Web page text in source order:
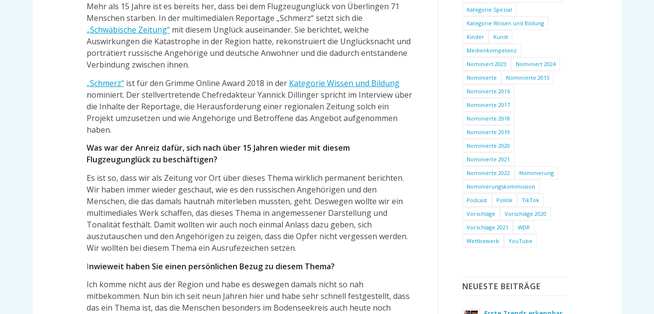
Mehr als 15 Jahre ist es bereits her, dass bei dem Flugzeugunglück von Überlingen 71
Menschen starben. In der multimedialen Reportage „Schmerz“ setzt sich die
„Schwäbische Zeitung“mit diesem Unglück auseinander. Sie berichtet, welche
Auswirkungen die Katastrophe in der Region hatte, rekonstruiert die Unglücksnacht und
porträtiert russische Angehörige und deutsche Anwohner und die dadurch entstandene
Verbindung zwischen ihnen.
„Schmerz“ist für den Grimme Online Award 2018 in der Kategorie Wissen und Bildung
nominiert. Der stellvertretende Chefredakteur Yannick Dillinger spricht im Interview über
die Inhalte der Reportage, die Herausforderung einer regionalen Zeitung solch ein
Projekt umzusetzen und wie Angehörige und Betroffene das Angebot aufgenommen
haben.
Was war der Anreiz dafür, sich nach über 15 Jahren wieder mit diesem
Flugzeugunglück zu beschäftigen?
Es ist so, dass wir als Zeitung vor Ort über dieses Thema wirklich permanent berichten.
Wir haben immer wieder geschaut, wie es den russischen Angehörigen und den
Menschen, die das damals hautnah miterleben mussten, geht. Deswegen wollte wir ein
multimediales Werk schaffen, das dieses Thema in angemessener Darstellung und
Tonalität festhält. Damit wollten wir auch noch einmal Anlass dazu geben, sich
auszutauschen und den Angehörigen zu zeigen, dass die Opfer nicht vergessen werden.
Wir wollten bei diesem Thema ein Ausrufezeichen setzen.
Inwieweit haben Sie einen persönlichen Bezug zu diesem Thema?
Ich komme nicht aus der Region und habe es deswegen damals nicht so nah
mitbekommen. Nun bin ich seit neun Jahren hier und habe sehr schnell festgestellt, dass
das ein Thema ist, das die Menschen besonders im Bodenseekreis auch heute noch
Kategorie Spezial
Kategorie Wissen und Bildung
Kinder
Kunst
Medienkompetenz
Nominiert 2023
Nominiert 2024
Nominierte
Nominierte 2015
Nominierte 2016
Nominierte 2017
Nominierte 2018
Nominierte 2019
Nominierte 2020
Nominierte 2021
Nominierte 2022
Nominierung
Nominierungskommission
Podcast
Politik
TikTok
Vorschläge
Vorschläge 2020
Vorschläge 2021
WDR
Wettbewerb
YouTube
NEUESTE BEITRÄGE